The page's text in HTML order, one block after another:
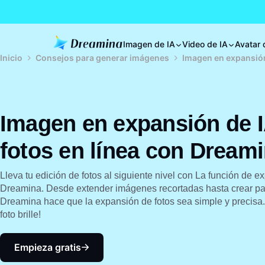
Imagen de IA Video de IA Avatar
Inicio
Consejos para generar imágenes Imagen en
Imagen en expansión de
fotos en línea con
Lleva tu edición de fotos al siguiente nivel con La función de
Dreamina. Desde extender imágenes recortadas hasta crear
Dreamina hace que la expansión de fotos sea simple y
foto brille!
Empieza gratis